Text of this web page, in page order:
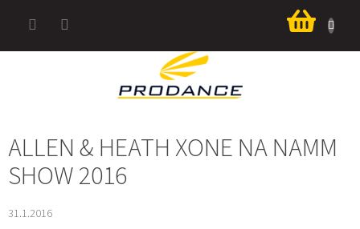
košík
ALLEN & HEATH XONE NA NAMM
SHOW 2016
31.1.2016